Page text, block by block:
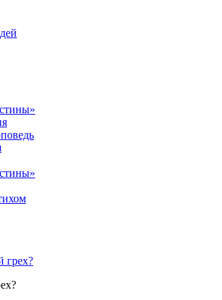
грех?